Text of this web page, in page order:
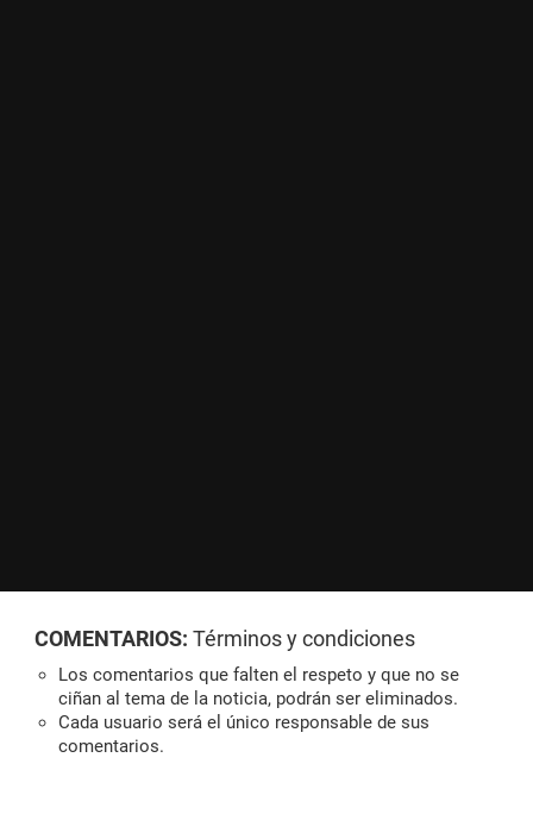
COMENTARIOS: Términos y condiciones
Los comentarios que falten el respeto y que no se
ciñan al tema de la noticia, podrán ser eliminados.
Cada usuario será el único responsable de sus
comentarios.